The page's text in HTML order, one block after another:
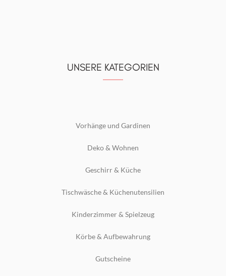
UNSERE KATEGORIEN
Vorhänge und Gardinen
Deko & Wohnen
Geschirr & Küche
Tischwäsche & Küchenutensilien
Kinderzimmer & Spielzeug
Körbe & Aufbewahrung
Gutscheine